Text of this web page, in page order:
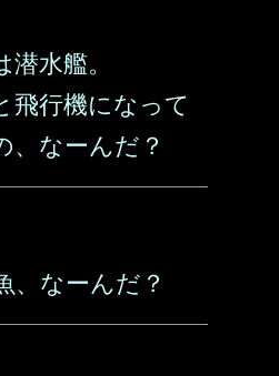
水艦。
飛行機になって
、なーんだ？
、なーんだ？